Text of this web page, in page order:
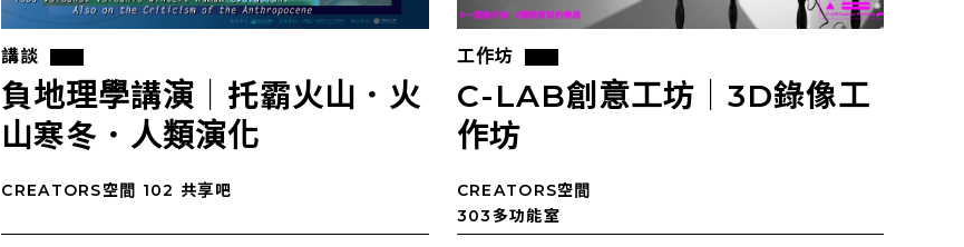
講談
負地理學講演｜托霸火山．火
山寒冬．人類演化
CREATORS空間 102 共享吧
工作坊
C-LAB創意工坊｜3D錄像工
作坊
CREATORS空間
303多功能室